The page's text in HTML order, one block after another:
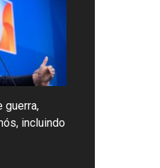
guerra,
incluindo